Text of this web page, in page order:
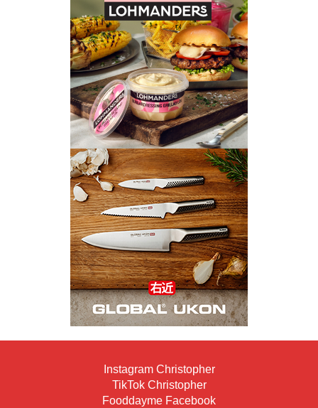
Instagram Christopher
TikTok Christopher
Fooddayme Facebook